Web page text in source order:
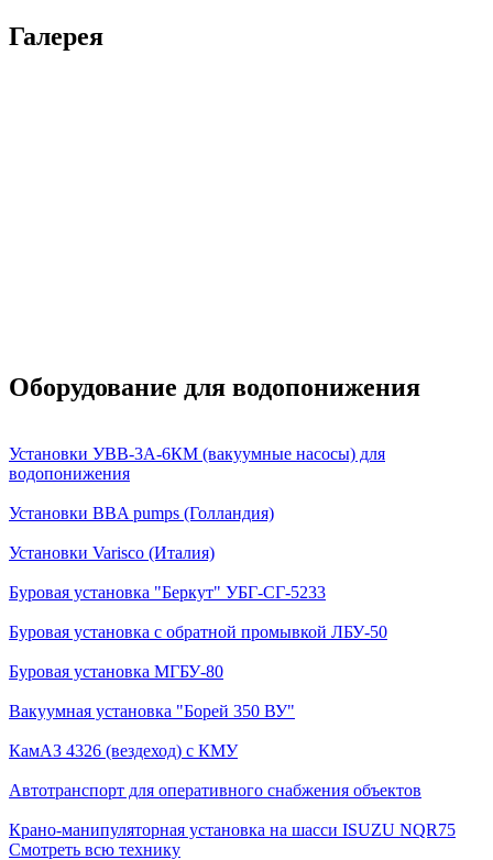
Галерея
Оборудование для водопонижения
Установки УВВ-3А-6КМ (вакуумные насосы) для
водопонижения
Установки BBA pumps (Голландия)
Установки Varisco (Италия)
Буровая установка "Беркут" УБГ-СГ-5233
Буровая установка с обратной промывкой ЛБУ-50
Буровая установка МГБУ-80
Вакуумная установка "Борей 350 ВУ"
КамАЗ 4326 (вездеход) с КМУ
Автотранспорт для оперативного снабжения объектов
Крано-манипуляторная установка на шасси ISUZU NQR75
Смотреть всю технику